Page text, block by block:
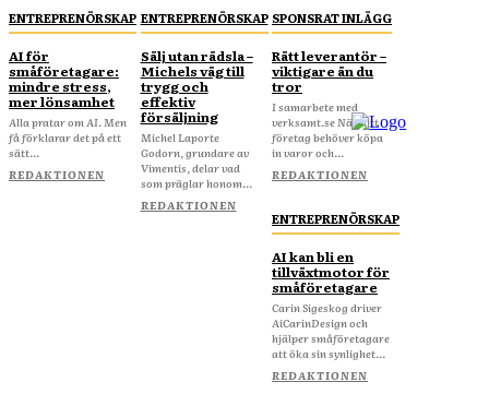
ENTREPRENÖRSKAP
AI för
småföretagare:
mindre stress,
mer lönsamhet
Alla pratar om AI. Men
få förklarar det på ett
sätt...
REDAKTIONEN
ENTREPRENÖRSKAP
Sälj utan rädsla –
Michels väg till
trygg och
effektiv
försäljning
Michel Laporte
Godorn, grundare av
Vimentis, delar vad
som präglar honom...
REDAKTIONEN
SPONSRAT INLÄGG
Rätt leverantör –
viktigare än du
tror
I samarbete med
verksamt.se När ditt
företag behöver köpa
in varor och...
REDAKTIONEN
ENTREPRENÖRSKAP
AI kan bli en
tillväxtmotor för
småföretagare
Carin Sigeskog driver
AiCarinDesign och
hjälper småföretagare
att öka sin synlighet...
REDAKTIONEN